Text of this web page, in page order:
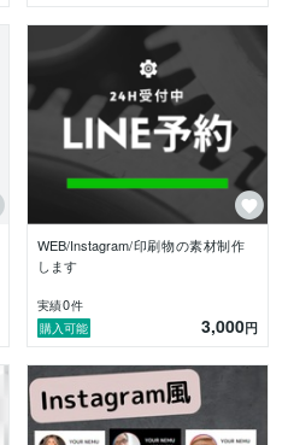
WEB/Instagram/印刷物の素材制作
します
実績0件
購入可能
3,000円